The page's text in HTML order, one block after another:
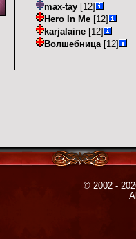
max-tay [12]
Hero In Me [12]
karjalaine [12]
Волшебница [12]
© 2002 -